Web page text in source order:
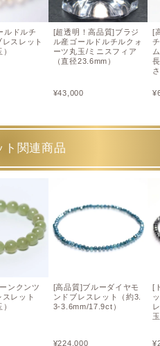
ルドルチ
スレット
[超透明！高品質]ブラジ
ル産ゴールドルチルクォ
ーツ丸玉/ミニスフィア
（直径23.6mm）
¥43,000
[
¥
ト関連商品
ンクンツ
レット
[高品質]ブルーダイヤモ
ンドブレスレット（約3.
3-3.6mm/17.9ct）
¥224,000
[
¥